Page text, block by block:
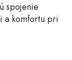
spojenie
a komfortu pri